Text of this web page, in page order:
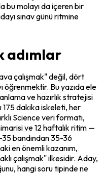
bu molayı da içeren bir
sınav günü ritmine
adımlar
çalışmak" değil, dört
öğrenmektir. Bu yazıda ele
ve hazırlık stratejisi
175 dakika iskeleti, her
Science veri formatı,
ve 12 haftalık ritim —
bandından 35-36
en önemli kazanım,
çalışmak" ilkesidir. Aday,
hangi soru tipinde ne